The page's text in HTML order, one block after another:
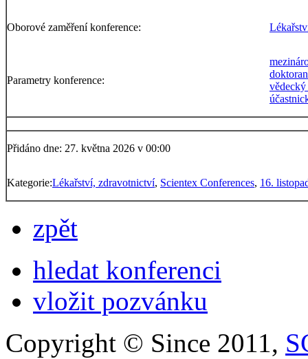
Oborové zaměření konference:
Parametry konference:
Přidáno dne: 27. května 2026 v 00:00
Kategorie:Lékařství, zdravotnictví, Scientex Conferences, 16.
zpět
hledat konferenci
vložit pozvánku
Copyright © Since 2011,